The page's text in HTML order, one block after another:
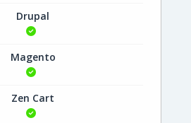
Drupal
Magento
Zen Cart